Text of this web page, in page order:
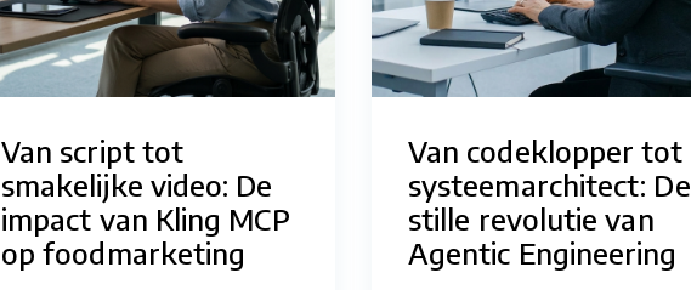
Van script tot
smakelijke video: De
impact van Kling MCP
op foodmarketing
Van codeklopper tot
systeemarchitect: De
stille revolutie van
Agentic Engineering